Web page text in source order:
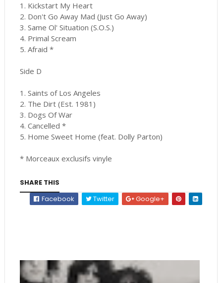
1. Kickstart My Heart
2. Don't Go Away Mad (Just Go Away)
3. Same Ol' Situation (S.O.S.)
4. Primal Scream
5. Afraid *
Side D
1. Saints of Los Angeles
2. The Dirt (Est. 1981)
3. Dogs Of War
4. Cancelled *
5. Home Sweet Home (feat. Dolly Parton)
* Morceaux exclusifs vinyle
SHARE THIS
Facebook
Twitter Google+